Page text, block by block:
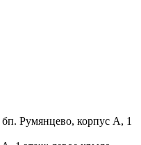
Румянцево, корпус А, 1